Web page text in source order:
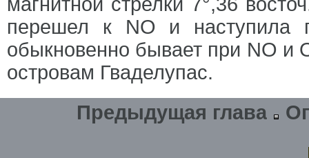
перешел к NO и наступила
обыкновенно бывает при NO и
островам Гваделупас.
Предыдущая глава